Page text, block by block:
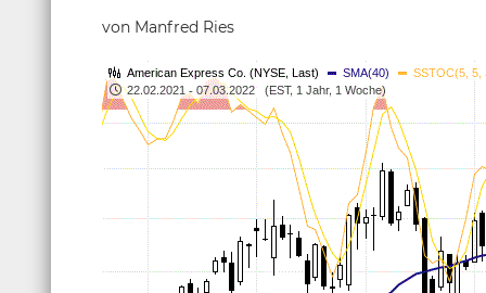
von Manfred Ries